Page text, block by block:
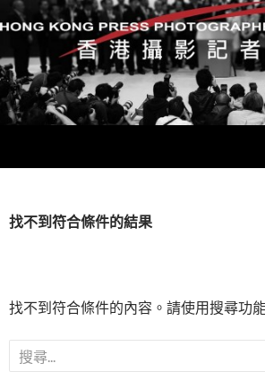
要
找不到符合條件的結果
找不到符合條件的內容。請使用搜尋功
搜
尋